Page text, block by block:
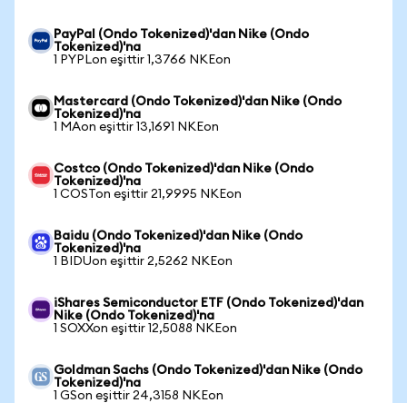
PayPal (Ondo Tokenized)'dan Nike (Ondo
Tokenized)'na
1 PYPLon eşittir 1,3766 NKEon
Mastercard (Ondo Tokenized)'dan Nike (Ondo
Tokenized)'na
1 MAon eşittir 13,1691 NKEon
Costco (Ondo Tokenized)'dan Nike (Ondo
Tokenized)'na
1 COSTon eşittir 21,9995 NKEon
Baidu (Ondo Tokenized)'dan Nike (Ondo
Tokenized)'na
1 BIDUon eşittir 2,5262 NKEon
iShares Semiconductor ETF (Ondo Tokenized)'dan
Nike (Ondo Tokenized)'na
1 SOXXon eşittir 12,5088 NKEon
Goldman Sachs (Ondo Tokenized)'dan Nike (Ondo
Tokenized)'na
1 GSon eşittir 24,3158 NKEon